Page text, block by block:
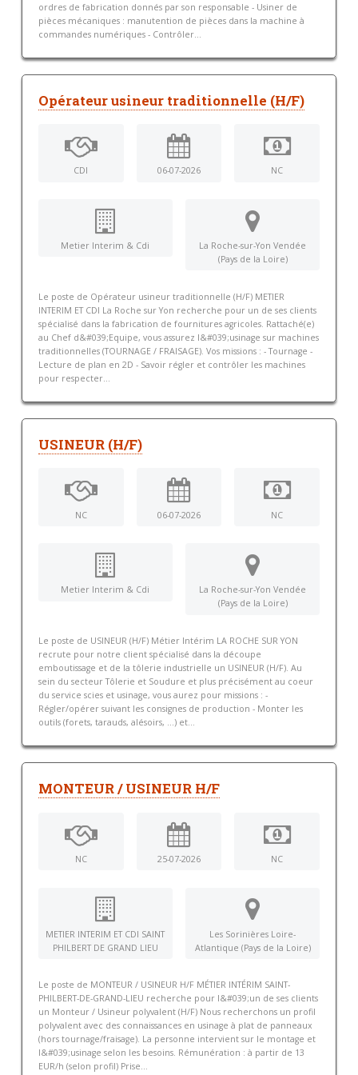
ordres de fabrication donnés par son responsable - Usiner de
pièces mécaniques : manutention de pièces dans la machine à
commandes numériques - Contrôler...
Opérateur usineur traditionnelle (H/F)
CDI 06-07-2026 NC
Metier Interim & Cdi
La Roche-sur-Yon Vendée
(Pays de la Loire)
Le poste de Opérateur usineur traditionnelle (H/F) METIER
INTERIM ET CDI La Roche sur Yon recherche pour un de ses clients
spécialisé dans la fabrication de fournitures agricoles. Rattaché(e)
au Chef d&#039;Equipe, vous assurez l&#039;usinage sur machines
traditionnelles (TOURNAGE / FRAISAGE). Vos missions : - Tournage -
Lecture de plan en 2D - Savoir régler et contrôler les machines
pour respecter...
USINEUR (H/F)
NC 06-07-2026 NC
Metier Interim & Cdi
La Roche-sur-Yon Vendée
(Pays de la Loire)
Le poste de USINEUR (H/F) Métier Intérim LA ROCHE SUR YON
recrute pour notre client spécialisé dans la découpe
emboutissage et de la tôlerie industrielle un USINEUR (H/F). Au
sein du secteur Tôlerie et Soudure et plus précisément au coeur
du service scies et usinage, vous aurez pour missions : -
Régler/opérer suivant les consignes de production - Monter les
outils (forets, tarauds, alésoirs, ...) et...
MONTEUR / USINEUR H/F
NC 25-07-2026 NC
METIER INTERIM ET CDI SAINT
PHILBERT DE GRAND LIEU
Les Sorinières Loire-
Atlantique (Pays de la Loire)
Le poste de MONTEUR / USINEUR H/F MÉTIER INTÉRIM SAINT-
PHILBERT-DE-GRAND-LIEU recherche pour l&#039;un de ses clients
un Monteur / Usineur polyvalent (H/F) Nous recherchons un profil
polyvalent avec des connaissances en usinage à plat de panneaux
(hors tournage/fraisage). La personne intervient sur le montage et
l&#039;usinage selon les besoins. Rémunération : à partir de 13
EUR/h (selon profil) Prise...